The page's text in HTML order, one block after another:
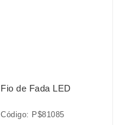
Fio de Fada LED
Código: P$81085